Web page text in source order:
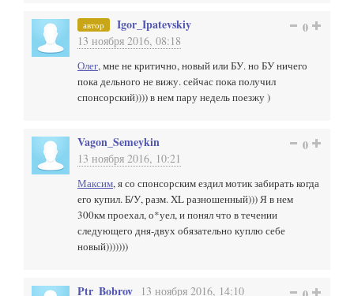
автор Igor_Ipatevskiy
13 ноября 2016, 08:18
0
Олег, мне не критично, новый или БУ. но БУ ничего
пока дельного не вижу. сейчас пока получил
спонсорский)))) в нем пару недель поезжу )
Vagon_Semeykin
13 ноября 2016, 10:21
0
Максим, я со спонсорским ездил мотик забирать когда
его купил. Б/У, разм. XL разношенный))) Я в нем
300км проехал, о*уел, и понял что в течении
следующего дня-двух обязательно куплю себе
новый)))))))
Ptr_Bobrov 13 ноября 2016, 14:10